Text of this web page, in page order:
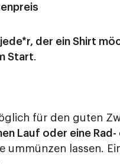
der ein Shirt
Start.
für den guten
Lauf oder eine
ummünzen lassen.